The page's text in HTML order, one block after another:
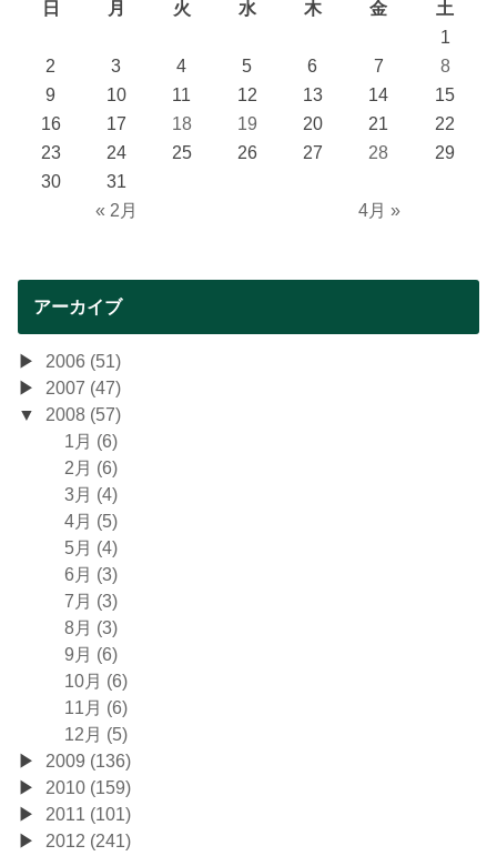
日
月 火 水 木 金 土
« 2月 4月 »
1
2
3 4 5 6 7
8
9
10 11 12 13 14
15
16
17 18 19 20 21
22
23
24 25 26 27 28
29
30
31
アーカイブ
2006 (51)
2007 (47)
2008 (57)
1月 (6)
2月 (6)
3月 (4)
4月 (5)
5月 (4)
6月 (3)
7月 (3)
8月 (3)
9月 (6)
10月 (6)
11月 (6)
12月 (5)
2009 (136)
2010 (159)
2011 (101)
2012 (241)